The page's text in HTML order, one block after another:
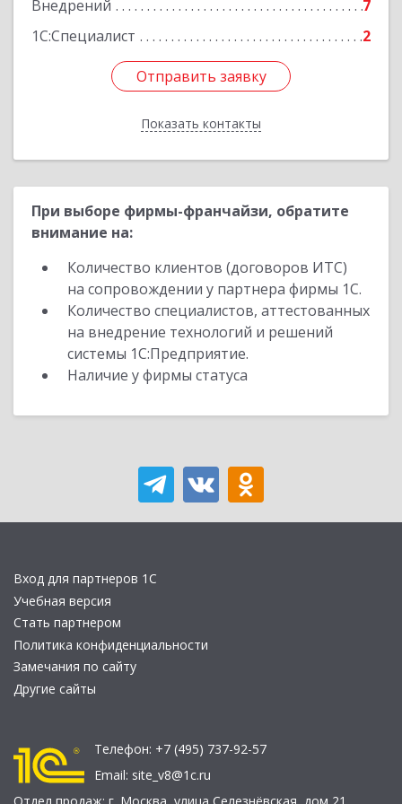
Внедрений
7
1С:Специалист
2
Отправить заявку
Показать контакты
Отправить заявку
Назад
При выборе фирмы-франчайзи, обратите
внимание на:
Количество клиентов (договоров ИТС)
на сопровождении у партнера фирмы 1С.
Количество специалистов, аттестованных
на внедрение технологий и решений
системы 1С:Предприятие.
Наличие у фирмы статуса
Вход для партнеров 1С
Учебная версия
Стать партнером
Политика конфиденциальности
Замечания по сайту
Другие сайты
Телефон: +7 (495) 737-92-57
Email: site_v8@1c.ru